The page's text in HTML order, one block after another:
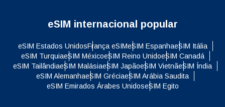
eSIM internacional popular
eSIM Estados UnidosFrança eSIMeSIM EspanhaeSIM Itália
eSIM TurquiaeSIM MéxicoeSIM Reino UnidoeSIM Canadá
eSIM TailândiaeSIM MalásiaeSIM JapãoeSIM VietnãeSIM Índia
eSIM AlemanhaeSIM GréciaeSIM Arábia Saudita
eSIM Emirados Árabes UnidoseSIM Egito